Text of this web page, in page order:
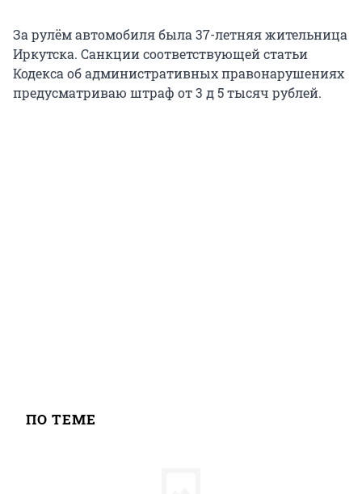
За рулём автомобиля была 37-летняя жительница
Иркутска. Санкции соответствующей статьи
Кодекса об административных правонарушениях
предусматриваю штраф от 3 д 5 тысяч рублей.
ПО ТЕМЕ